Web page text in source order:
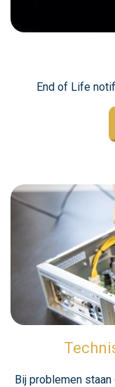
End of Life
Bij problemen